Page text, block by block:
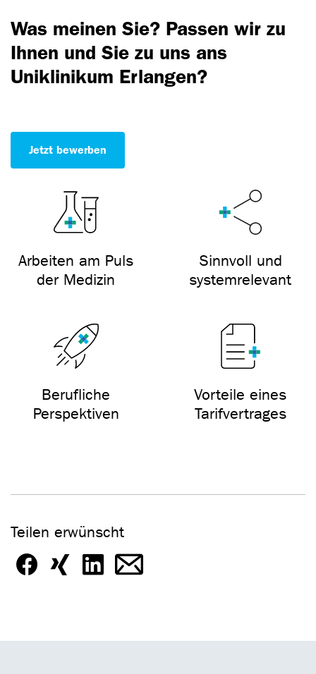
Was meinen Sie? Passen wir zu
Ihnen und Sie zu uns ans
Uniklinikum Erlangen?
Jetzt bewerben
Arbeiten am Puls
der Medizin
Sinnvoll und
systemrelevant
Berufliche
Perspektiven
Vorteile eines
Tarifvertrages
Teilen erwünscht